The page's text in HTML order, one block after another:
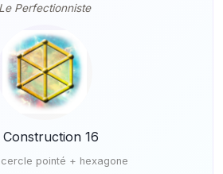
Le Perfectionniste
pointé + hexagone